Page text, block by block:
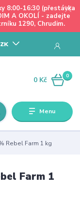
8:00-16:30 (přestávka
A OKOLÍ - zadejte
1290, Chrudim.
Menu
0
0 Kč
Rebel Farm 1 kg
Farm 1